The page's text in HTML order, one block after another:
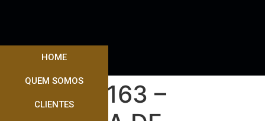
HOME
QUEM SOMOS
CLIENTES
ROD BR 163 –